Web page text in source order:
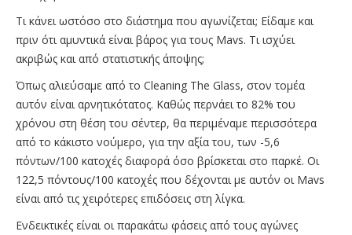
Τι κάνει ωστόσο στο διάστημα που αγωνίζεται; Είδαμε και
πριν ότι αμυντικά είναι βάρος για τους Mavs. Τι ισχύει
ακριβώς και από στατιστικής άποψης;
Όπως αλιεύσαμε από το Cleaning The Glass, στον τομέα
αυτόν είναι αρνητικότατος. Καθώς περνάει το 82% του
χρόνου στη θέση του σέντερ, θα περιμέναμε περισσότερα
από το κάκιστο νούμερο, για την αξία του, των -5,6
πόντων/100 κατοχές διαφορά όσο βρίσκεται στο παρκέ. Οι
122,5 πόντους/100 κατοχές που δέχονται με αυτόν οι Mavs
είναι από τις χειρότερες επιδόσεις στη λίγκα.
Eνδεικτικές είναι οι παρακάτω φάσεις από τους αγώνες